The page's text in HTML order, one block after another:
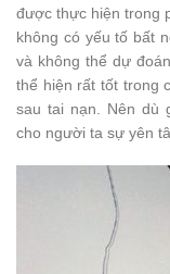
được thực hiện trong
không có yếu tố bất
và không thể dự
thể hiện rất tốt trong
sau tai nạn. Nên dù
cho người ta sự yên